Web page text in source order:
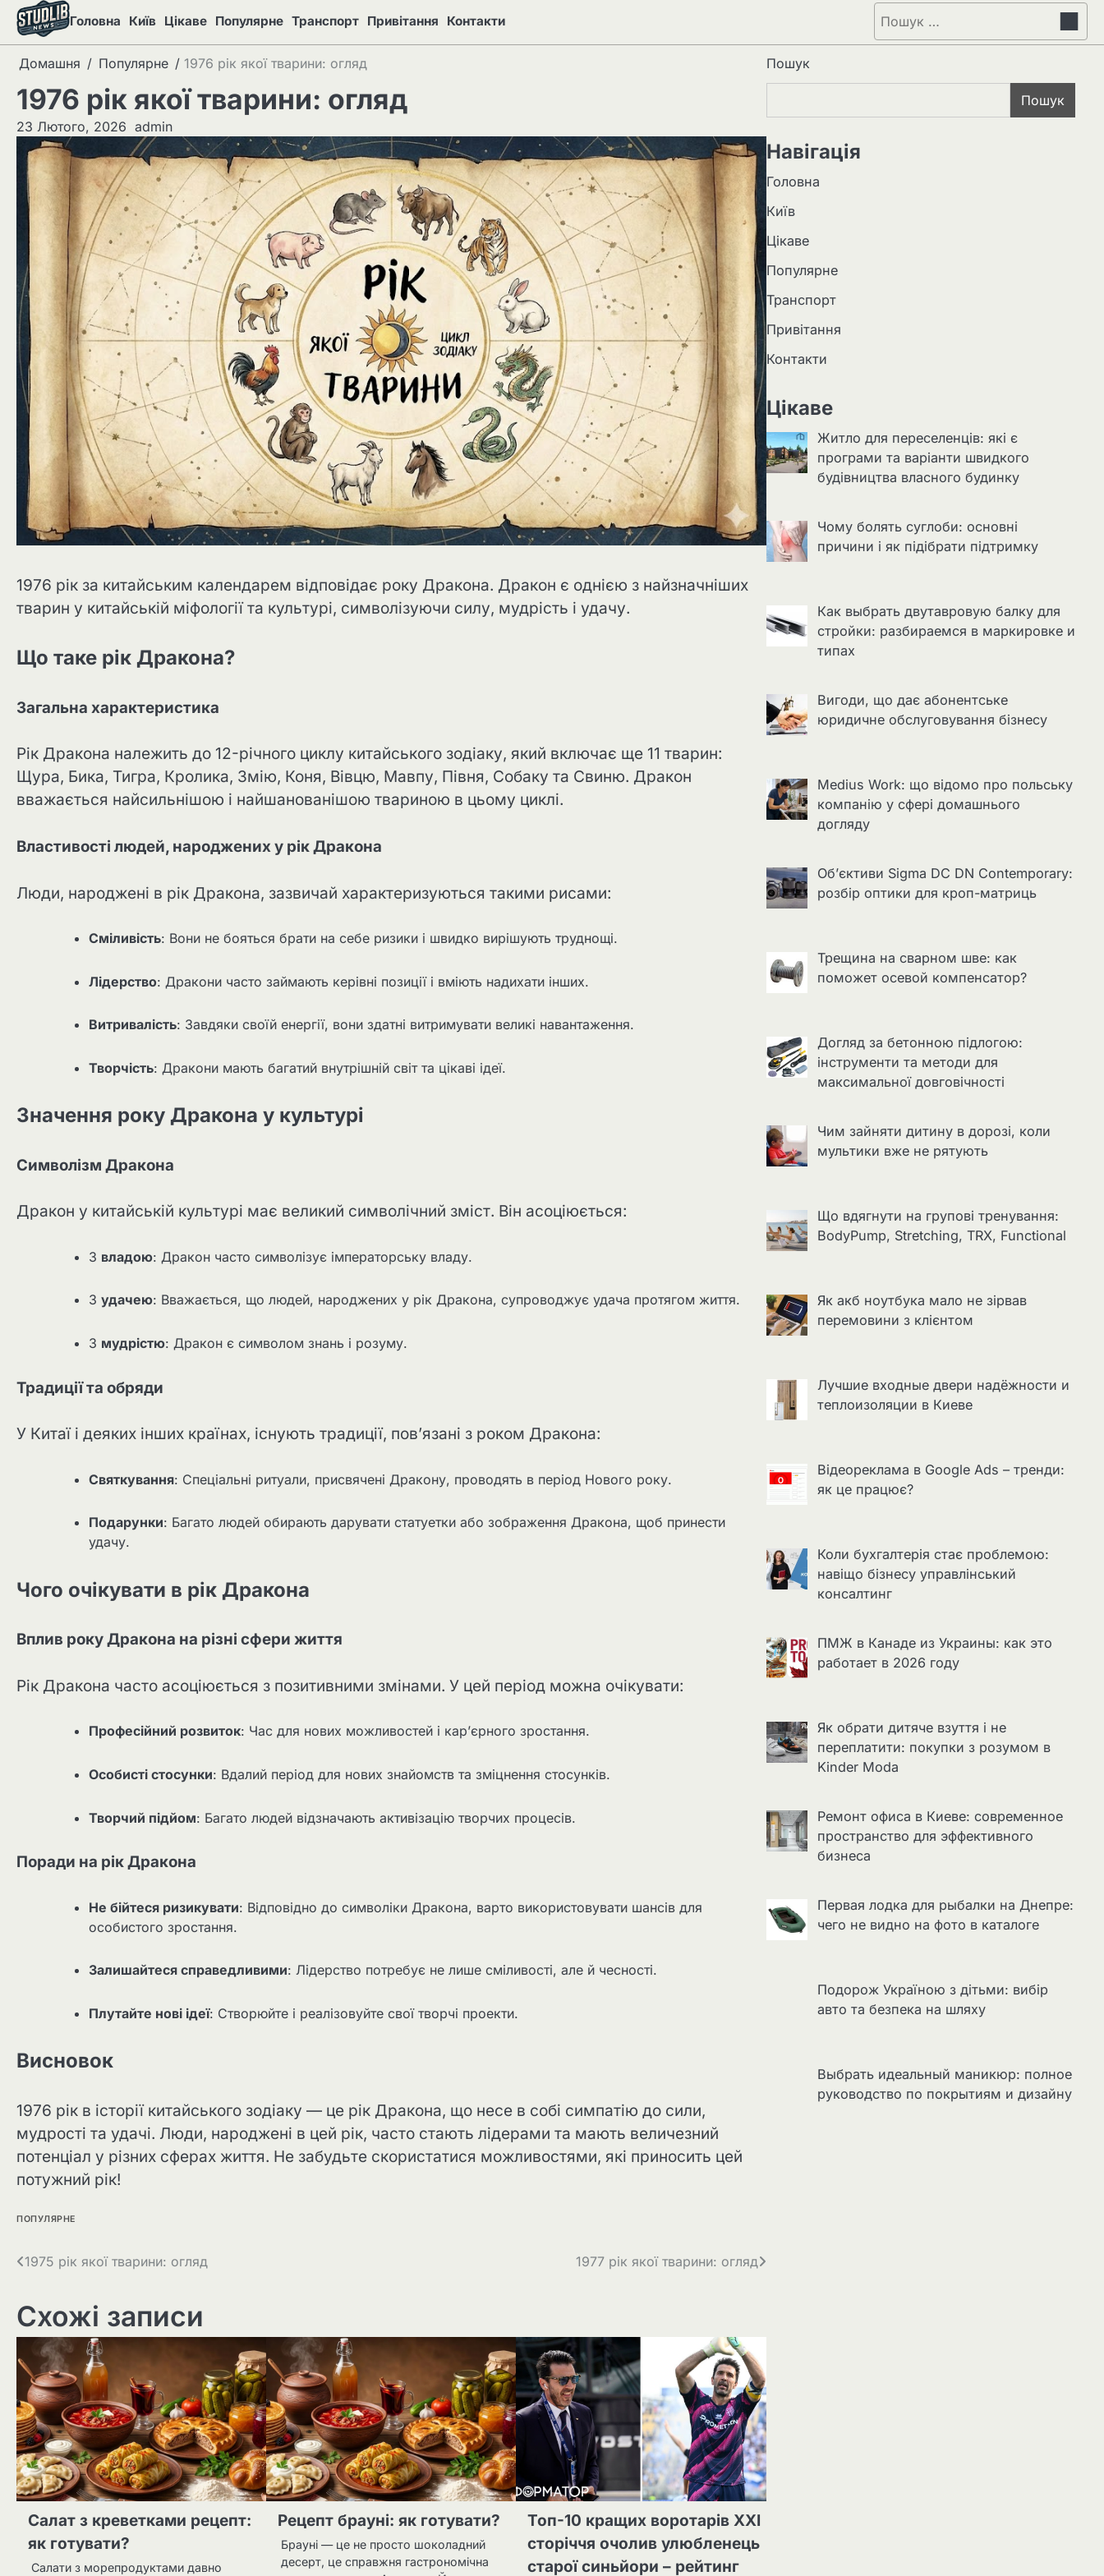
Перейти
вмісту
Головна Київ Цікаве Популярне Транспорт Привітання Контакти Пошук:
Домашня Популярне 1976 рік якої тварини: огляд
1976 рік якої тварини: огляд
23 Лютого, 2026 admin
1976 рік за китайським календарем відповідає року Дракона. Дракон є однією з найзначніших
тварин у китайській міфології та культурі, символізуючи силу, мудрість і удачу.
Що таке рік Дракона?
Загальна характеристика
Рік Дракона належить до 12-річного циклу китайського зодіаку, який включає ще 11 тварин:
Щура, Бика, Тигра, Кролика, Змію, Коня, Вівцю, Мавпу, Півня, Собаку та Свиню. Дракон
вважається найсильнішою і найшанованішою твариною в цьому циклі.
Властивості людей, народжених у рік Дракона
Люди, народжені в рік Дракона, зазвичай характеризуються такими рисами:
Сміливість: Вони не бояться брати на себе ризики і швидко вирішують труднощі.
Лідерство: Дракони часто займають керівні позиції і вміють надихати інших.
Витривалість: Завдяки своїй енергії, вони здатні витримувати великі навантаження.
Творчість: Дракони мають багатий внутрішній світ та цікаві ідеї.
Значення року Дракона у культурі
Символізм Дракона
Дракон у китайській культурі має великий символічний зміст. Він асоціюється:
З владою: Дракон часто символізує імператорську владу.
З удачею: Вважається, що людей, народжених у рік Дракона, супроводжує удача протягом життя.
З мудрістю: Дракон є символом знань і розуму.
Традиції та обряди
У Китаї і деяких інших країнах, існують традиції, пов’язані з роком Дракона:
Святкування: Спеціальні ритуали, присвячені Дракону, проводять в період Нового року.
Подарунки: Багато людей обирають дарувати статуетки або зображення Дракона, щоб принести
удачу.
Чого очікувати в рік Дракона
Вплив року Дракона на різні сфери життя
Рік Дракона часто асоціюється з позитивними змінами. У цей період можна очікувати:
Професійний розвиток: Час для нових можливостей і кар’єрного зростання.
Особисті стосунки: Вдалий період для нових знайомств та зміцнення стосунків.
Творчий підйом: Багато людей відзначають активізацію творчих процесів.
Поради на рік Дракона
Не бійтеся ризикувати: Відповідно до символіки Дракона, варто використовувати шансів для
особистого зростання.
Залишайтеся справедливими: Лідерство потребує не лише сміливості, але й чесності.
Плутайте нові ідеї: Створюйте і реалізовуйте свої творчі проекти.
Висновок
1976 рік в історії китайського зодіаку — це рік Дракона, що несе в собі симпатію до сили,
мудрості та удачі. Люди, народжені в цей рік, часто стають лідерами та мають величезний
потенціал у різних сферах життя. Не забудьте скористатися можливостями, які приносить цей
потужний рік!
ПОПУЛЯРНЕ
Навігація
1975 рік якої тварини: огляд 1977 рік якої тварини: огляд
Схожі записи
Салат з креветками рецепт:
як готувати?
Салати з морепродуктами давно
Рецепт брауні: як готувати?
Брауні — це не просто шоколадний
десерт, це справжня гастрономічна
Топ-10 кращих воротарів XXI
сторіччя очолив улюбленець
старої синьйори – рейтинг
Пошук
Пошук
Навігація
Головна
Київ
Цікаве
Популярне
Транспорт
Привітання
Контакти
Цікаве
Житло для переселенців: які є
програми та варіанти швидкого
будівництва власного будинку
Чому болять суглоби: основні
причини і як підібрати підтримку
Как выбрать двутавровую балку для
стройки: разбираемся в маркировке и
типах
Вигоди, що дає абонентське
юридичне обслуговування бізнесу
Medius Work: що відомо про польську
компанію у сфері домашнього
догляду
Об’єктиви Sigma DC DN Contemporary:
розбір оптики для кроп-матриць
Трещина на сварном шве: как
поможет осевой компенсатор?
Догляд за бетонною підлогою:
інструменти та методи для
максимальної довговічності
Чим зайняти дитину в дорозі, коли
мультики вже не рятують
Що вдягнути на групові тренування:
BodyPump, Stretching, TRX, Functional
Як акб ноутбука мало не зірвав
перемовини з клієнтом
Лучшие входные двери надёжности и
теплоизоляции в Киеве
Відеореклама в Google Ads – тренди:
як це працює?
Коли бухгалтерія стає проблемою:
навіщо бізнесу управлінський
консалтинг
ПМЖ в Канаде из Украины: как это
работает в 2026 году
Як обрати дитяче взуття і не
переплатити: покупки з розумом в
Kinder Moda
Ремонт офиса в Киеве: современное
пространство для эффективного
бизнеса
Первая лодка для рыбалки на Днепре:
чего не видно на фото в каталоге
Подорож Україною з дітьми: вибір
авто та безпека на шляху
Выбрать идеальный маникюр: полное
руководство по покрытиям и дизайну